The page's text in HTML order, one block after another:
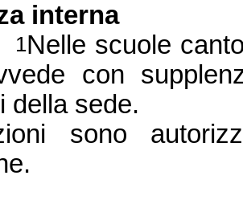
interna
1Nelle scuole
con
della sede.
sono